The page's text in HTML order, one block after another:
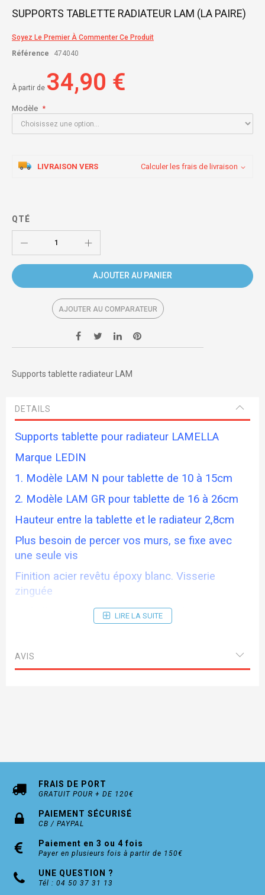
Skip
beginning
of
SUPPORTS TABLETTE RADIATEUR LAM (LA PAIRE)
Soyez Le Premier À Commenter Ce Produit
Référence
474040
À partir de 34,90 €
Modèle
LIVRAISON VERS Calculer les frais de livraison
QTÉ
AJOUTER AU PANIER
AJOUTER AU COMPARATEUR
Supports tablette radiateur LAM
DETAILS
Supports tablette pour radiateur LAMELLA
Marque LEDIN
1. Modèle LAM N pour tablette de 10 à 15cm
2. Modèle LAM GR pour tablette de 16 à 26cm
Hauteur entre la tablette et le radiateur 2,8cm
Plus besoin de percer vos murs, se fixe avec
une seule vis
Finition acier revêtu époxy blanc. Visserie
zinguée
Emballage par paire sous Skin Pack avec notice
LIRE LA SUITE
AVIS
FRAIS DE PORT
GRATUIT POUR + DE 120€
PAIEMENT SÉCURISÉ
CB / PAYPAL
Paiement en 3 ou 4 fois
Payer en plusieurs fois à partir de 150€
UNE QUESTION ?
Tél : 04 50 37 31 13